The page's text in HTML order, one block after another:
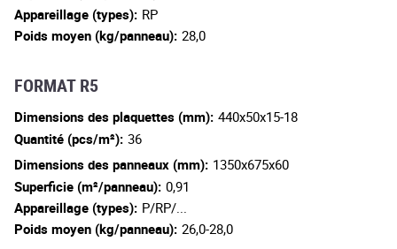
Appareillage (types): RP
Poids moyen (kg/panneau): 28,0
FORMAT R5
Dimensions des plaquettes (mm): 440x50x15-18
Quantité (pcs/m²): 36
Dimensions des panneaux (mm): 1350x675x60
Superficie (m²/panneau): 0,91
Appareillage (types): P/RP/...
Poids moyen (kg/panneau): 26,0-28,0